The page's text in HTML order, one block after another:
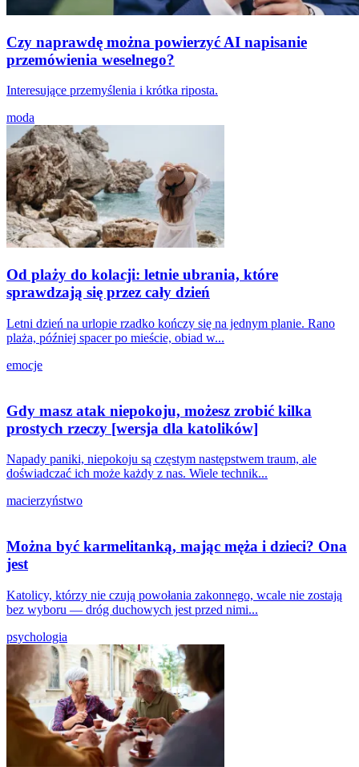
Czy naprawdę można powierzyć AI napisanie
przemówienia weselnego?
Interesujące przemyślenia i krótka riposta.
moda
Od plaży do kolacji: letnie ubrania, które
sprawdzają się przez cały dzień
Letni dzień na urlopie rzadko kończy się na jednym planie. Rano
plaża, później spacer po mieście, obiad w...
emocje
Gdy masz atak niepokoju, możesz zrobić kilka
prostych rzeczy [wersja dla katolików]
Napady paniki, niepokoju są częstym następstwem traum, ale
doświadczać ich może każdy z nas. Wiele technik...
macierzyństwo
Można być karmelitanką, mając męża i dzieci? Ona
jest
Katolicy, którzy nie czują powołania zakonnego, wcale nie zostają
bez wyboru — dróg duchowych jest przed nimi...
psychologia